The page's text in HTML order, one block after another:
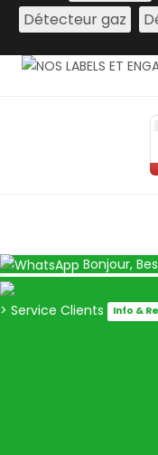
Détecteur gaz
Bonjour,
> Service Clients Info &